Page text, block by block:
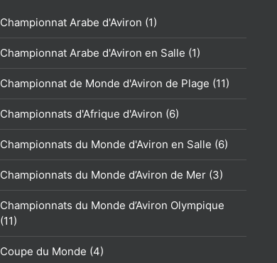
Championnat Arabe d'Aviron (1)
Championnat Arabe d'Aviron en Salle (1)
Championnat de Monde d'Aviron de Plage (11)
Championnats d'Afrique d'Aviron (6)
Championnats du Monde d'Aviron en Salle (6)
Championnats du Monde d’Aviron de Mer (3)
Championnats du Monde d’Aviron Olympique
(11)
Coupe du Monde (4)